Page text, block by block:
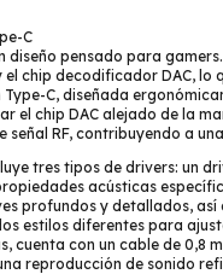
C
pensado para
chip decodificador DAC, lo
C, diseñada
el chip DAC alejado de la
RF, contribuyendo a
tres tipos de drivers: un
acústicas
profundos y detallados, así
estilos diferentes para
cuenta con un cable de 0,8
reproducción de sonido